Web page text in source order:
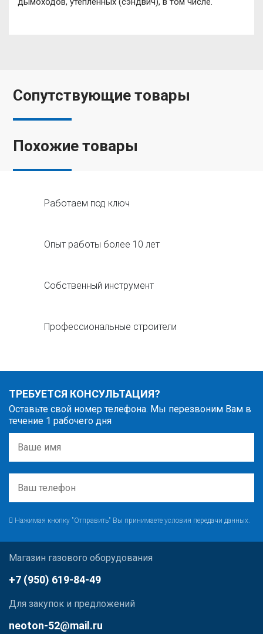
Сопутствующие товары
Похожие товары
Работаем под ключ
Опыт работы более 10 лет
Собственный инструмент
Профессиональные строители
ТРЕБУЕТСЯ КОНСУЛЬТАЦИЯ?
Оставьте свой номер телефона. Мы перезвоним Вам в
течение 1 рабочего дня
Нажимая кнопку "Отправить" Вы принимаете условия передачи данных.
Магазин газового оборудования
+7 (950) 619-84-49
Для закупок и предложений
neoton-52@mail.ru